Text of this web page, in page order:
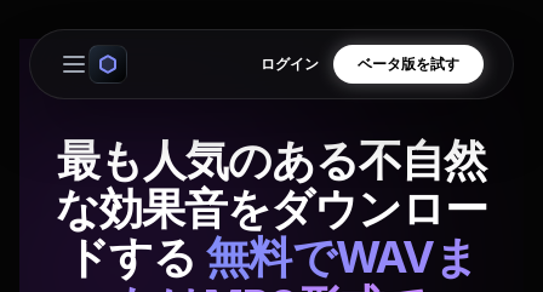
Open main menu
ログイン ベータ版を試す
最も人気のある不自然
な効果音をダウンロー
ドする 無料でWAVま